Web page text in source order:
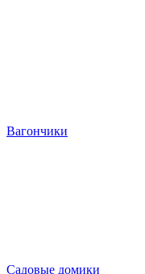
Вагончики
Садовые домики